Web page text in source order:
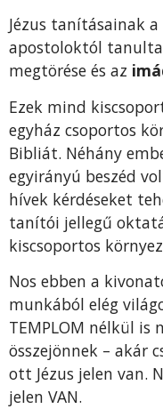
Jézus tanításainak a
apostoloktól
megtörése és az
Ezek mind
egyház csoportos
Bibliát. Néhány
egyirányú beszéd
hívek kérdéseket
tanítói jellegű
kiscsoportos
Nos ebben a
munkából elég
TEMPLOM nélkül is
összejönnek – akár
ott Jézus jelen van.
jelen VAN.